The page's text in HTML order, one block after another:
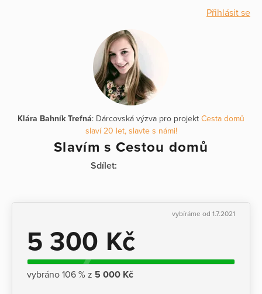
Přihlásit se
Klára Bahník Trefná: Dárcovská výzva pro projekt Cesta domů
slaví 20 let, slavte s námi!
Slavím s Cestou domů
Sdílet:
vybíráme od 1.7.2021
5 300 Kč
vybráno 106 % z 5 000 Kč